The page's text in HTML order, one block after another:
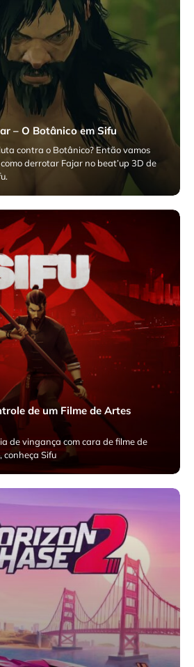
– O Botânico em Sifu
contra o Botânico? Então vamos
derrotar Fajar no beat’up 3D de
de um Filme de Artes
de vingança com cara de filme de
conheça Sifu
2025